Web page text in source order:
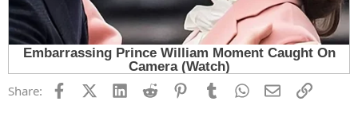
Share: FacebookX (Twitter)
LinkedInReddit PinterestTumblrWhatsApp
EmailLink